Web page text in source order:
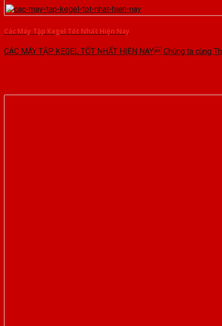
Các Máy Tập Kegel Tốt Nhất Hiện Nay
CÁC MÁY TẬP KEGEL TỐT NHẤT HIỆN NAY Chúng ta cùng